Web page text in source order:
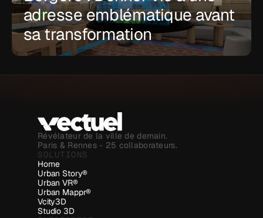
adresse emblématique avant
sa transformation
Révélateur de la ville de demain.
Paris & Rennes - 25 collaborateurs.
SOLUTIONS
Home
Urban Story®
Urban VR®
Urban Mappr®
Vcity3D
Studio 3D